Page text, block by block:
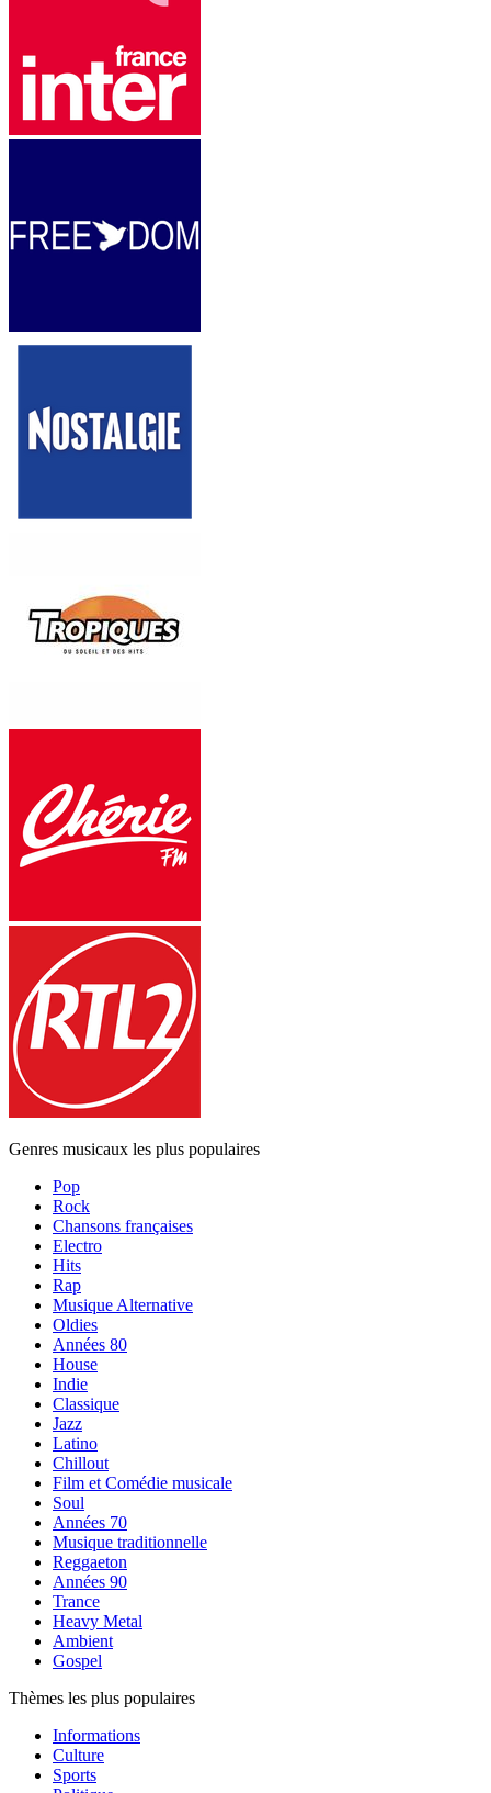
Genres musicaux les plus populaires
Pop
Rock
Chansons françaises
Electro
Hits
Rap
Musique Alternative
Oldies
Années 80
House
Indie
Classique
Jazz
Latino
Chillout
Film et Comédie musicale
Soul
Années 70
Musique traditionnelle
Reggaeton
Années 90
Trance
Heavy Metal
Ambient
Gospel
Thèmes les plus populaires
Informations
Culture
Sports